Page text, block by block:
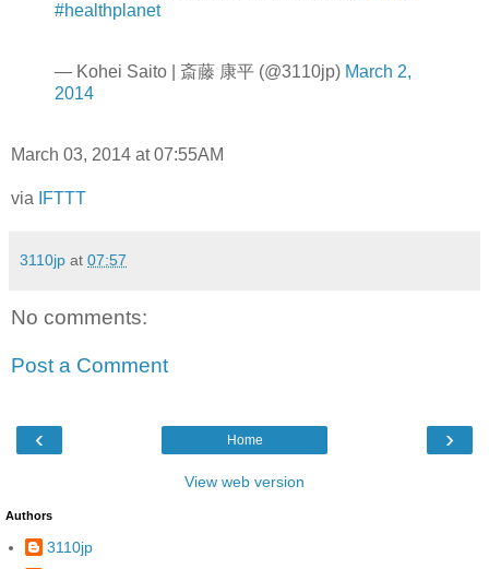
#healthplanet
— Kohei Saito | 斎藤 康平 (@3110jp) March 2,
2014
March 03, 2014 at 07:55AM
via IFTTT
3110jp at 07:57
No comments:
Post a Comment
‹ ›
Home
View web version
Authors
3110jp